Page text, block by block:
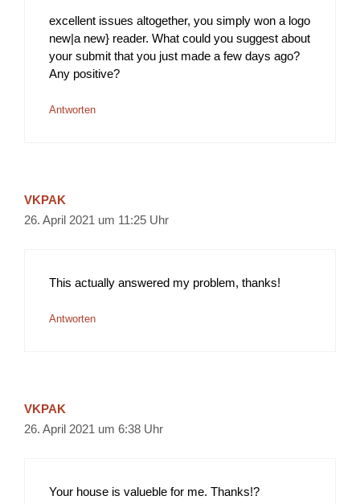
excellent issues altogether, you simply won a logo
new|a new} reader. What could you suggest about
your submit that you just made a few days ago?
Any positive?
Antworten
VKPAK
26. April 2021 um 11:25 Uhr
This actually answered my problem, thanks!
Antworten
VKPAK
26. April 2021 um 6:38 Uhr
Your house is valueble for me. Thanks!?